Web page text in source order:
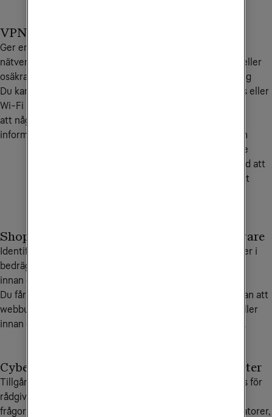
VPN
Ger en säker anslutning på
nätverk som kan vara
osäkra.
Du kan använda offentligt
Wi-Fi utan att oroa dig för
att någon ska stjäla din
information.
postadress, bankkort eller
annan känslig personlig
information exponeras eller
personliga information
dyker upp där den inte
borde, vilket ger dig tid att
agera innan det blir ett
Shoppingskydd
Identifierar osäkra eller
bedrägliga webbutiker
innan du handlar.
Du får en varning om en
webbutik inte är säker,
innan du genomför köpet.
Lösenordshanterare
Skapar, sparar och fyller i
Du loggar in säkert utan att
behöva komma ihåg eller
återanvända lösenord.
Cyberhelp
Tillgång till personlig
rådgivning och support vid
frågor eller incidenter inom
Skydda alla enheter
Tele2 Säker Total finns för
familjemedlemmars datorer,